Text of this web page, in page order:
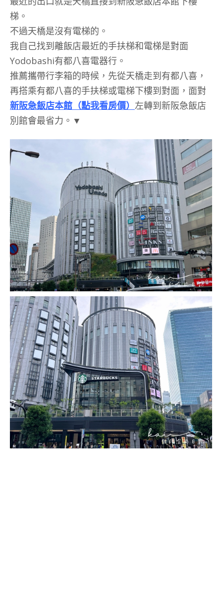
梯。
不過天橋是沒有電梯的。
我自己找到離飯店最近的手扶梯和電梯是對面
Yodobashi有都八喜電器行。
推薦攜帶行李箱的時候，先從天橋走到有都八喜，
再搭乘有都八喜的手扶梯或電梯下樓到對面，面對
新阪急飯店本館（點我看房價） 左轉到新阪急飯店
別館會最省力。▼